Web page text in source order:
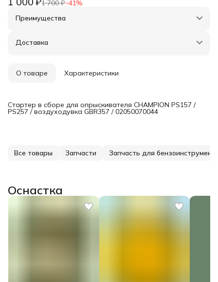
1 700 ₽−41%
Преимущества
Оплата частями в Сплит
Удобный возврат
Доставка
О товаре Характеристики
Стартер в сборе для опрыскивателя CHAMPION PS157 /
PS257 / воздуходувка GBR357 / 02050070044
Все товары Запчасти Запчасть для
Оснастка